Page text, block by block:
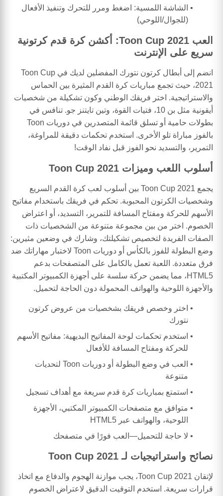
الشاشة اللمسية: اضغط ومرر للتحرك وتنفيذ الأفعال
(للجوال/اللوحي)
العب Toon Cup 2021: أكشن كرة قدم كرتونية
سريع على الإنترنت
انضم إلى أبطال كرتون نتورك المفضلين لديك في Toon Cup
2021، حيث تجمع مباريات كرة القدم المثيرة بين الحماس
والاستراتيجية. اختر فريقك الوطني وكون تشكيلة من شخصيات
أيقونية مثل بن 10، فتيات القوة، وتين تايتنز جو. تنافس في
بطولات حامية أو تسلق قائمة المتصدرين في دوريات Toon
بالفوز مباراة تلو الأخرى. استخدم تحكمات دقيقة للمراوغة،
التمرير، والتسديد نحو الفوز قبل نفاد الوقت!
أسلوب اللعب وميزات Toon Cup 2021
يجمع Toon Cup 2021 بين أسلوب لعب كرة القدم السريع
وشخصيات الكرتون المحبوبة. تحكم في فريقك باستخدام مفاتيح
الأسهم للحركة ومفتاح المسافة للتمرير، التسديد، أو اعتراض
الخصوم. اختر من بين مجموعة متنوعة من الشخصيات ذات
الصفات الفريدة لتخصيص تشكيلتك، وشارك في وضعين مثيرين:
وضع البطولة للفوز بالكأس أو دوريات Toon لاختبار مهاراتك ضد
فرق متعددة. اللعبة تعمل بالكامل على المتصفحات بدعم
HTML5، مما يضمن حركة سلسة على أجهزة الكمبيوتر المكتبية
والأجهزة اللوحية والهواتف المحمولة دون الحاجة لتحميل.
اختر وخصص فريقك بشخصيات من عروض كرتون
نتورك
استخدم تحكمات لوحة المفاتيح البديهية: مفاتيح الأسهم
للحركة ومفتاح المسافة للأفعال
العب في وضع البطولة أو دوريات Toon لتحديات
متنوعة
استمتع بمباريات كرة قدم سريعة مع أهداف تسجيل
متوافق مع متصفحات الكمبيوتر المكتبي، الأجهزة
اللوحية، والهواتف عبر HTML5
لا حاجة للتحميل—العب فورًا في متصفحك
نصائح واستراتيجيات لـ Toon Cup 2021
لإتقان Toon Cup 2021، يجب موازنة الهجوم والدفاع مع اتخاذ
قرارات سريعة. استخدم التوقيت الدقيق لاعتراض الخصوم